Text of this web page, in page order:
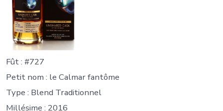
Fût : #727
Petit nom : le Calmar fantôme
Type : Blend Traditionnel
Millésime : 2016